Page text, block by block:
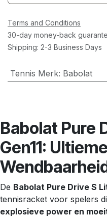
Terms and Conditions
30-day money-back
Shipping: 2-3 Business Days
Tennis Merk: Babolat
Babolat Pure
Gen11:
De Babolat Pure Drive S
tennisracket voor spelers
explosieve power en